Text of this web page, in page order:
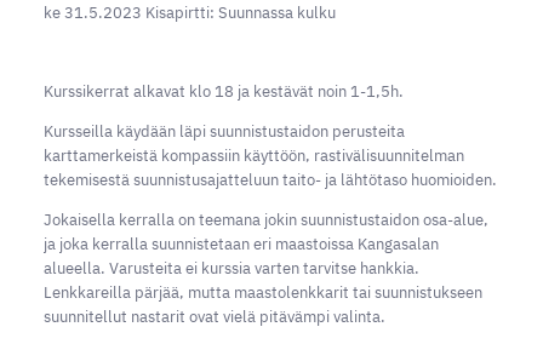
ke 31.5.2023 Kisapirtti: Suunnassa kulku
Kurssikerrat alkavat klo 18 ja kestävät noin 1-1,5h.
Kursseilla käydään läpi suunnistustaidon perusteita
karttamerkeistä kompassiin käyttöön, rastivälisuunnitelman
tekemisestä suunnistusajatteluun taito- ja lähtötaso huomioiden.
Jokaisella kerralla on teemana jokin suunnistustaidon osa-alue,
ja joka kerralla suunnistetaan eri maastoissa Kangasalan
alueella. Varusteita ei kurssia varten tarvitse hankkia.
Lenkkareilla pärjää, mutta maastolenkkarit tai suunnistukseen
suunnitellut nastarit ovat vielä pitävämpi valinta.